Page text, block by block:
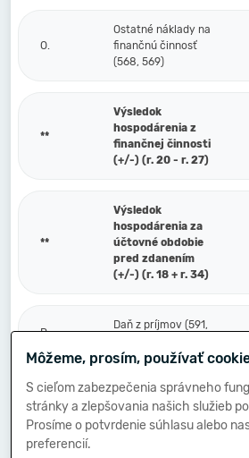
O.
Ostatné náklady na
finančnú činnosť
(568, 569)
**
Výsledok
hospodárenia z
finančnej činnosti
(+/-) (r. 20 - r. 27)
**
Výsledok
hospodárenia za
účtovné obdobie
pred zdanením
(+/-) (r. 18 + r. 34)
P.
Daň z príjmov (591,
Q.
Prevod podielov na
výsledku
hospodárenia
Môžeme, prosím, používať
S cieľom zabezpečenia správneho
stránky a zlepšovania našich služieb
Prosíme o potvrdenie súhlasu alebo
preferencií.